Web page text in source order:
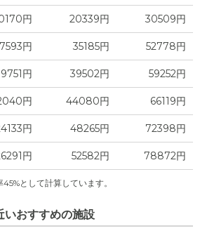
円 20339円 30509円
円 35185円 52778円
円 39502円 59252円
円 44080円 66119円
円 48265円 72398円
円 52582円 78872円
として計算しています。
いおすすめの施設